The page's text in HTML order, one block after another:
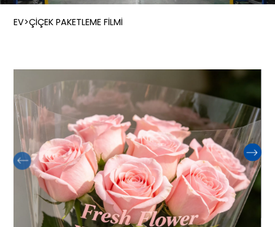
EV>ÇIÇEK PAKETLEME FILMI